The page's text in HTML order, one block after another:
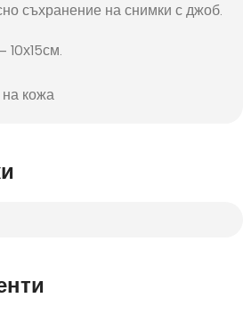
съхранение на снимки с джоб.
10х15см.
кожа